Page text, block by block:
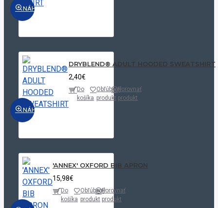
NÁHĽAD
NÁHĽAD
DRYBLEND® ADULT HOODED SWEATSHIRT
2,40€
Do
košíka
Obľúbený
produkt
Porovnať
produkt
'ANNEX' OXFORD BIB APRON
15,98€
Do
košíka
Obľúbený
produkt
Porovnať
produkt